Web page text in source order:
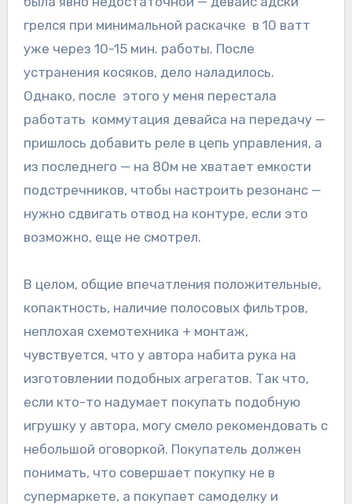
грелся при минимальной раскачке в 10 ватт
уже через 10-15 мин. работы. После
устранения косяков, дело наладилось.
Однако, после этого у меня перестала
работать коммутация девайса на передачу —
пришлось добавить реле в цепь управления, а
из последнего — на 80м не хватает емкости
подстречников, чтобы настроить резонанс —
нужно сдвигать отвод на контуре, если это
возможно, еще не смотрел.
В целом, общие впечатления положительные,
копактность, наличие полосовых фильтров,
неплохая схемотехника + монтаж,
чувствуется, что у автора набита рука на
изготовлении подобных агрегатов. Так что,
если кто-то надумает покупать подобную
игрушку у автора, могу смело рекомендовать с
небольшой оговоркой. Покупатель должен
понимать, что совершает покупку не в
супермаркете, а покупает самоделку и